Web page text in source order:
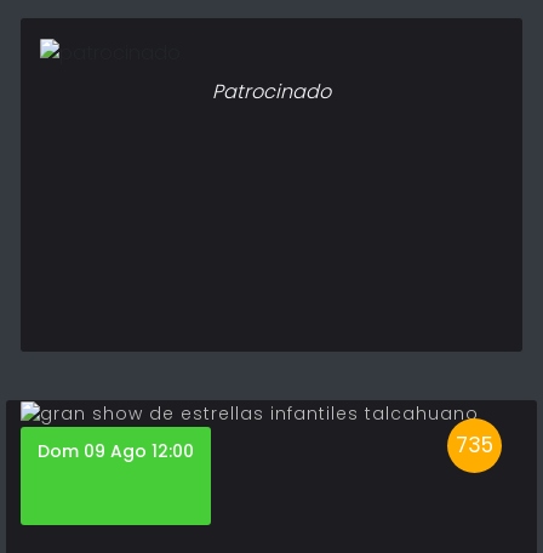
Patrocinado
735
Dom 09 Ago 12:00